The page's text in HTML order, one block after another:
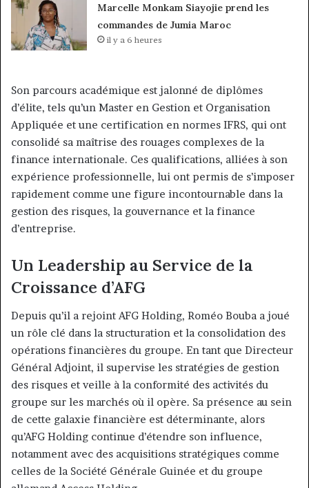
Marcelle Monkam Siayojie prend les
commandes de Jumia Maroc
il y a 6 heures
Son parcours académique est jalonné de diplômes
d’élite, tels qu’un Master en Gestion et Organisation
Appliquée et une certification en normes IFRS, qui ont
consolidé sa maîtrise des rouages complexes de la
finance internationale. Ces qualifications, alliées à son
expérience professionnelle, lui ont permis de s’imposer
rapidement comme une figure incontournable dans la
gestion des risques, la gouvernance et la finance
d’entreprise.
Un Leadership au Service de la
Croissance d’AFG
Depuis qu’il a rejoint AFG Holding, Roméo Bouba a joué
un rôle clé dans la structuration et la consolidation des
opérations financières du groupe. En tant que Directeur
Général Adjoint, il supervise les stratégies de gestion
des risques et veille à la conformité des activités du
groupe sur les marchés où il opère. Sa présence au sein
de cette galaxie financière est déterminante, alors
qu’AFG Holding continue d’étendre son influence,
notamment avec des acquisitions stratégiques comme
celles de la Société Générale Guinée et du groupe